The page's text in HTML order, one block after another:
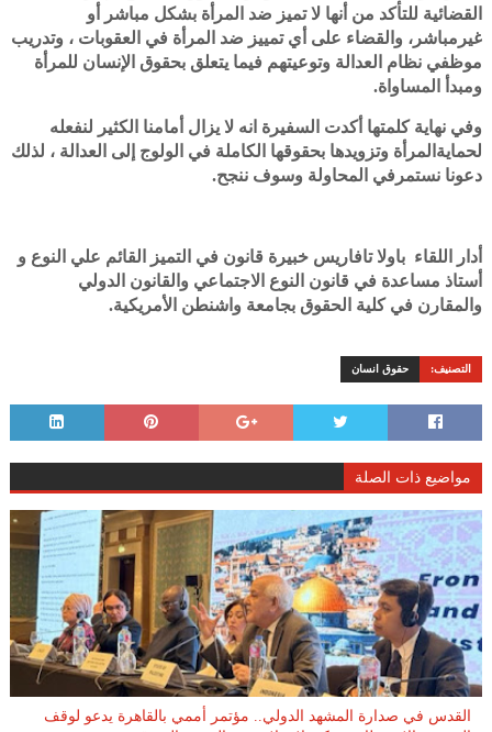
القضائية للتأكد من أنها لا تميز ضد المرأة بشكل مباشر أو
غيرمباشر، والقضاء على أي تمييز ضد المرأة في العقوبات ، وتدريب
موظفي نظام العدالة وتوعيتهم فيما يتعلق بحقوق الإنسان للمرأة
ومبدأ المساواة.
وفي نهاية كلمتها أكدت السفيرة انه لا يزال أمامنا الكثير لنفعله
لحمايةالمرأة وتزويدها بحقوقها الكاملة في الولوج إلى العدالة ، لذلك
دعونا نستمرفي المحاولة وسوف ننجح.
أدار اللقاء باولا تافاريس خبيرة قانون في التميز القائم علي النوع و
أستاذ مساعدة في قانون النوع الاجتماعي والقانون الدولي
والمقارن في كلية الحقوق بجامعة واشنطن الأمريكية.
التصنيف: حقوق انسان
مواضيع ذات الصلة
القدس في صدارة المشهد الدولي.. مؤتمر أممي بالقاهرة يدعو لوقف